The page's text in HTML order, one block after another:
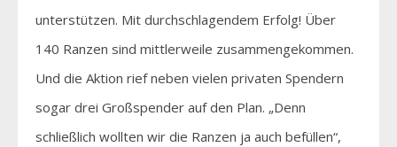
unterstützen. Mit durchschlagendem Erfolg! Über
140 Ranzen sind mittlerweile zusammengekommen.
Und die Aktion rief neben vielen privaten Spendern
sogar drei Großspender auf den Plan. „Denn
schließlich wollten wir die Ranzen ja auch befüllen“,